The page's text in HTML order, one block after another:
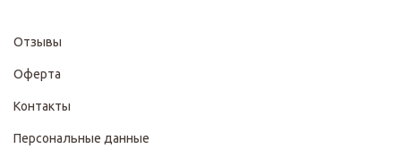
Отзывы
Оферта
Контакты
Персональные данные